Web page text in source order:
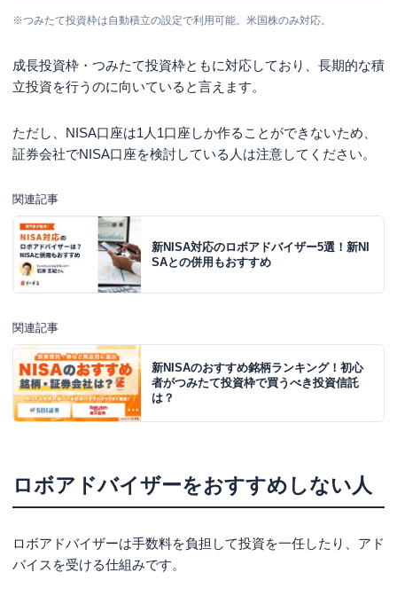
※つみたて投資枠は自動積立の設定で利用可能。米国株のみ対応。
成長投資枠・つみたて投資枠ともに対応しており、長期的な積
立投資を行うのに向いていると言えます。
ただし、NISA口座は1人1口座しか作ることができないため、
証券会社でNISA口座を検討している人は注意してください。
関連記事
新NISA対応のロボアドバイザー5選！新NI
SAとの併用もおすすめ
関連記事
新NISAのおすすめ銘柄ランキング！初心
者がつみたて投資枠で買うべき投資信託
は？
ロボアドバイザーをおすすめしない人
ロボアドバイザーは手数料を負担して投資を一任したり、アド
バイスを受ける仕組みです。